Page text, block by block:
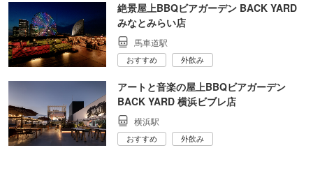
絶景屋上BBQビアガーデン BACK YARD
みなとみらい店
馬車道駅
おすすめ 外飲み
アートと音楽の屋上BBQビアガーデン
BACK YARD 横浜ビブレ店
横浜駅
おすすめ 外飲み